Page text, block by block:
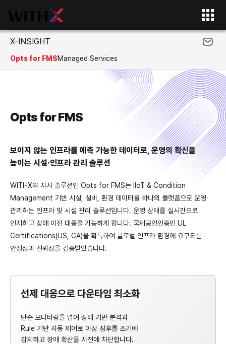
X-INSIGHT
Opts for FMSManaged Services
Opts for FMS
보이지 않는 인프라를 예측 가능한 데이터로, 운영의 확신을
높이는 시설·인프라 관리 솔루션
WITHX의 자사 솔루션인 Opts for FMS는 IIoT & Condition
Management 기반 시설, 설비, 환경 데이터를 하나의 플랫폼으로 운영·
관리하는 인프라 및 시설 관리 솔루션입니다. 운영 상태를 실시간으로
인지하고 장애 이전 대응을 가능하게 합니다. 국제공인인증인 UL
Certifications(US, CA)을 획득하여 글로벌 인프라 환경에 요구되는
안정성과 신뢰성을 검증받았습니다.
선제 대응으로 다운타임 최소화
단순 모니터링을 넘어 상태 기반 분석과
Rule 기반 자동 제어로 이상 징후를 조기에
감지하고 장애 확산을 사전에 차단합니다.